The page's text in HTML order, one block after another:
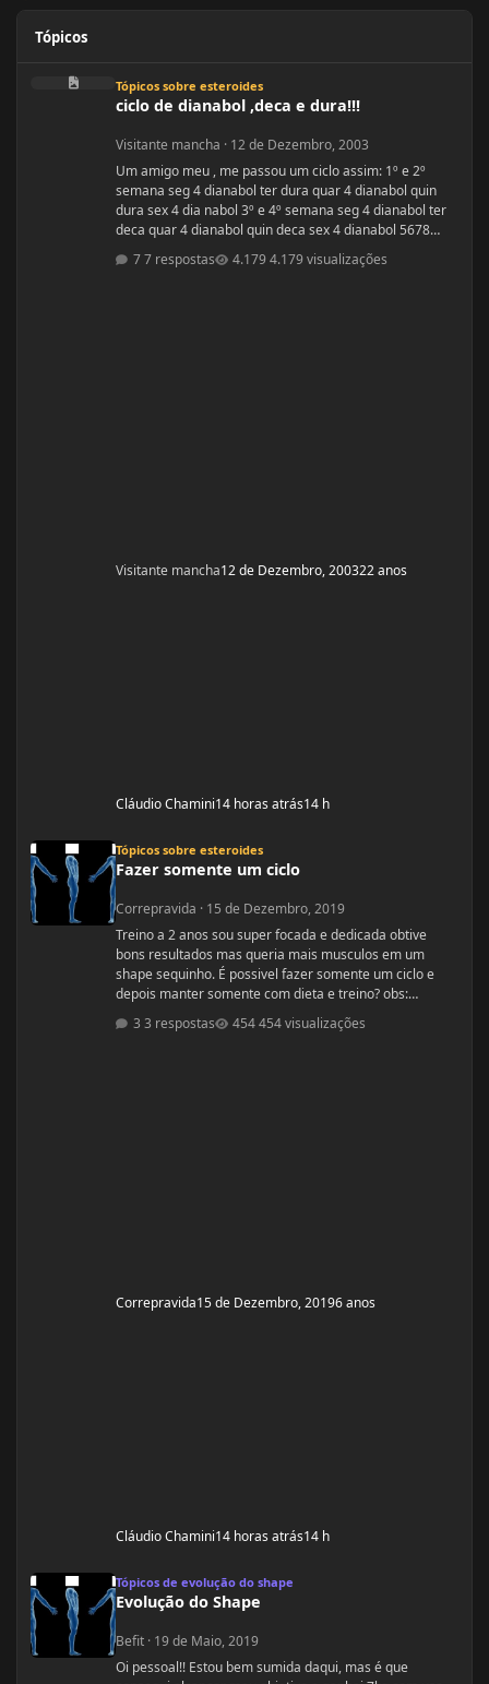
Tópicos
ciclo de dianabol ,deca e dura!!!
Tópicos sobre esteroides
ciclo de dianabol ,deca e dura!!!
Visitante mancha · 12 de Dezembro, 2003
Um amigo meu , me passou um ciclo assim: 1º e 2º
semana seg 4 dianabol ter dura quar 4 dianabol quin
dura sex 4 dia nabol 3º e 4º semana seg 4 dianabol ter
deca quar 4 dianabol quin deca sex 4 dianabol 5678
seman vou partir para definição com outros anabolicos.
PERGUNTAS : 1 - GOSTARIA DE SABER A OPNIÃO DE
7 respostas 4.179 visualizações
Visitante mancha12 de Dezembro, 200322 anos
Cláudio Chamini14 horas atrás14 h
Tópicos sobre esteroides
Fazer somente um ciclo
Correpravida · 15 de Dezembro, 2019
Treino a 2 anos sou super focada e dedicada obtive
bons resultados mas queria mais musculos em um
shape sequinho. É possivel fazer somente um ciclo e
depois manter somente com dieta e treino? obs:
desculpe se ja tiver esse tópico, procurei mais não
encontrei
3 respostas 454 visualizações
Correpravida15 de Dezembro, 20196 anos
Cláudio Chamini14 horas atrás14 h
Tópicos de evolução do shape
Evolução do Shape
Befit · 19 de Maio, 2019
Oi pessoal!! Estou bem sumida daqui, mas é que